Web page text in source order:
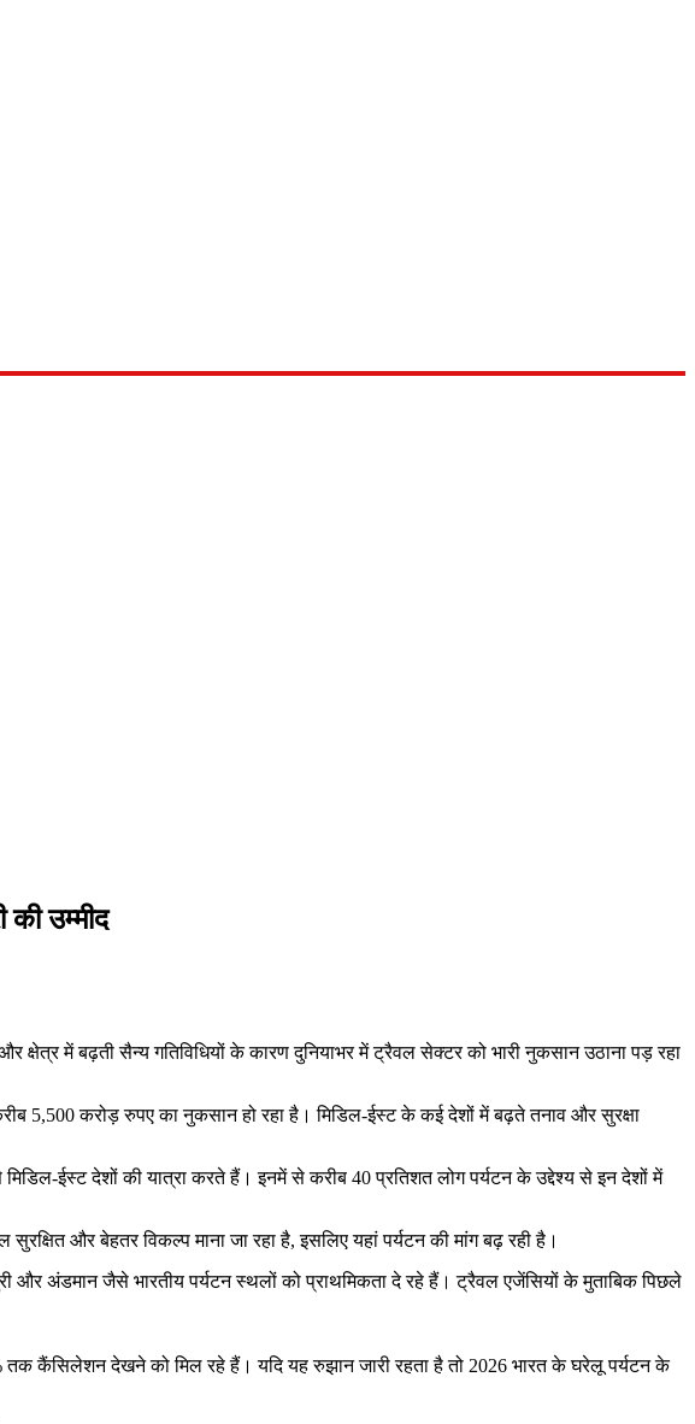
उम्मीद
में बढ़ती सैन्य गतिविधियों के कारण दुनियाभर में ट्रैवल सेक्टर को भारी नुकसान उठाना पड़ रहा
5,500 करोड़ रुपए का नुकसान हो रहा है। मिडिल-ईस्ट के कई देशों में बढ़ते तनाव और सुरक्षा
ईस्ट देशों की यात्रा करते हैं। इनमें से करीब 40 प्रतिशत लोग पर्यटन के उद्देश्य से इन देशों में
और बेहतर विकल्प माना जा रहा है, इसलिए यहां पर्यटन की मांग बढ़ रही है।
और अंडमान जैसे भारतीय पर्यटन स्थलों को प्राथमिकता दे रहे हैं। ट्रैवल एजेंसियों के मुताबिक पिछले
तक कैंसिलेशन देखने को मिल रहे हैं। यदि यह रुझान जारी रहता है तो 2026 भारत के घरेलू पर्यटन के